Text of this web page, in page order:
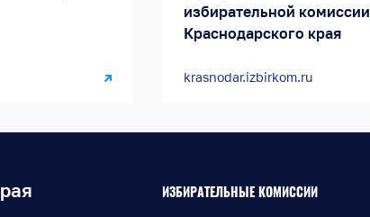
избирательной комиссии
Краснодарского края
krasnodar.izbirkom.ru
ИЗБИРАТЕЛЬНЫЕ КОМИССИИ